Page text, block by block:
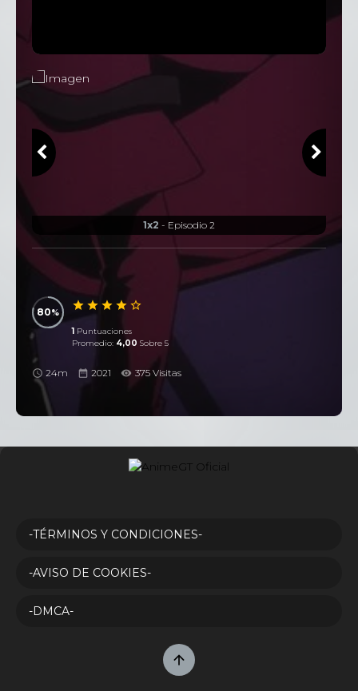
1x2 - Episodio 2
80
1 Puntuaciones
Promedio: 4,00 Sobre 5
24m 2021 375 Visitas
-TÉRMINOS Y CONDICIONES-
-AVISO DE COOKIES-
-DMCA-